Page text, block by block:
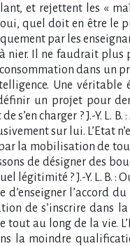
et rejettent les «
quel doit en être le
par les
nier. Il ne faudrait plus
dans un
Une
un projet pour
s’en charger ? J.-Y.
sur lui. L’Etat
la mobilisation de
de désigner des
légitimité ? J.-Y. L.
l’accord
de s’inscrire dans
tout au long de la vie.
la moindre